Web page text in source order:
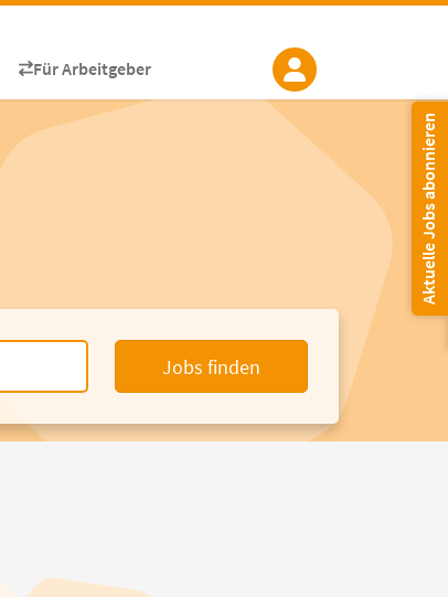
Für Arbeitgeber
Aktuelle Jobs abonnieren
Jobs finden